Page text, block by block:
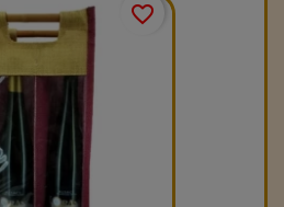
favorite_border